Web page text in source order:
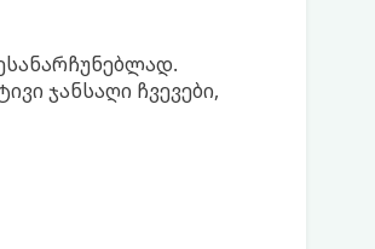
ჯანსაღი ჩვევები,